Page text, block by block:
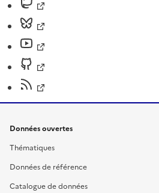
Données ouvertes
Thématiques
Données de référence
Catalogue de données